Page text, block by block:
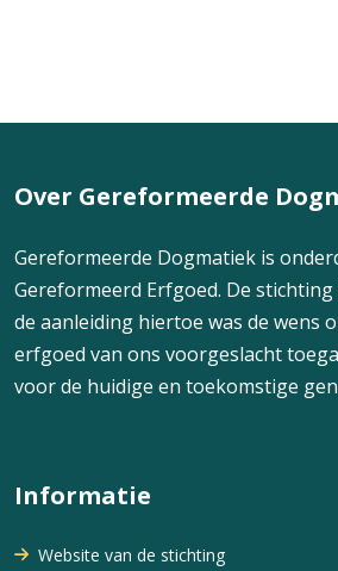
Over Gereformeerde
Gereformeerde Dogmatiek is
Gereformeerd Erfgoed. De
de aanleiding hiertoe was de wens
erfgoed van ons voorgeslacht
voor de huidige en toekomstige
Informatie
Website van de stichting